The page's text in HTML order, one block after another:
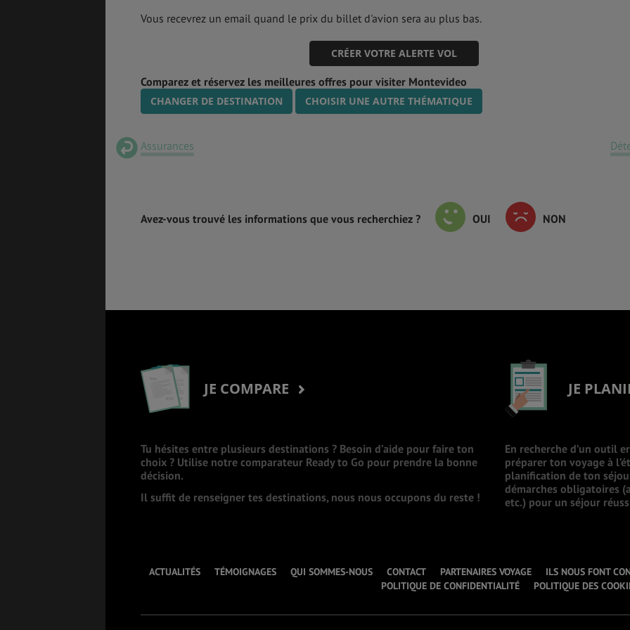
Vous recevrez un email quand le prix du billet d'avion sera au plus bas.
CRÉER VOTRE ALERTE VOL
Comparez et réservez les meilleures offres pour visiter Montevideo
CHANGER DE DESTINATION CHOISIR UNE AUTRE THÉMATIQUE
Assurances
Avez-vous trouvé les informations que vous recherchiez ? OUI NON
JE COMPARE
Tu hésites entre plusieurs destinations ? Besoin d’aide pour faire ton
choix ? Utilise notre comparateur Ready to Go pour prendre la bonne
décision.
Il suffit de renseigner tes destinations, nous nous occupons du reste !
JE
En recherche d’un outil
préparer ton voyage à
planification de ton
démarches obligatoires
etc.) pour un séjour
ACTUALITÉS TÉMOIGNAGES QUI SOMMES-NOUS CONTACT PARTENAIRES VOYAGE
ILS NOUS FONT
POLITIQUE DE CONFIDENTIALITÉ
POLITIQUE DES